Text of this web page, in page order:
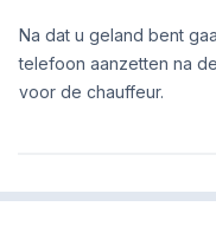
Na dat u geland bent
telefoon aanzetten na
voor de chauffeur.